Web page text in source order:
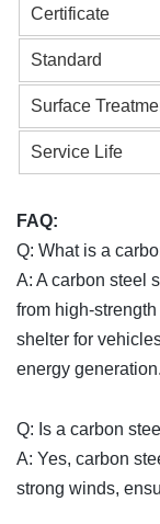
Certificate
Standard
Surface
Service Life
FAQ:
Q: What is a
A: A carbon steel
from high-
shelter for
energy generation.
Q: Is a carbon
A: Yes, carbon
strong winds,